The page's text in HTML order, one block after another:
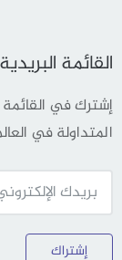
القائمة البريدية
إشترك في القائمة
المتداولة في
إشتراك